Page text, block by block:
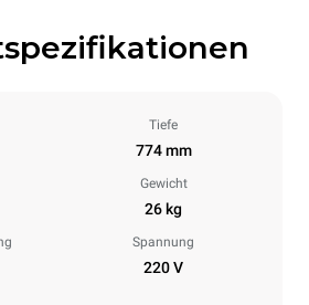
Tiefe
774 mm
Gewicht
26 kg
Spannung
220 V